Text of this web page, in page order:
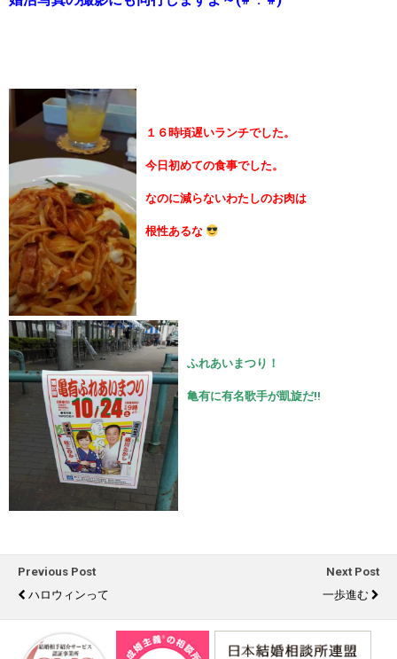
１６時頃遅いランチでした。
今日初めての食事でした。
なのに減らないわたしのお肉は
根性あるな
ふれあいまつり！
亀有に有名歌手が凱旋だ!!
Previous Post
ハロウィンって
Next Post
一歩進む